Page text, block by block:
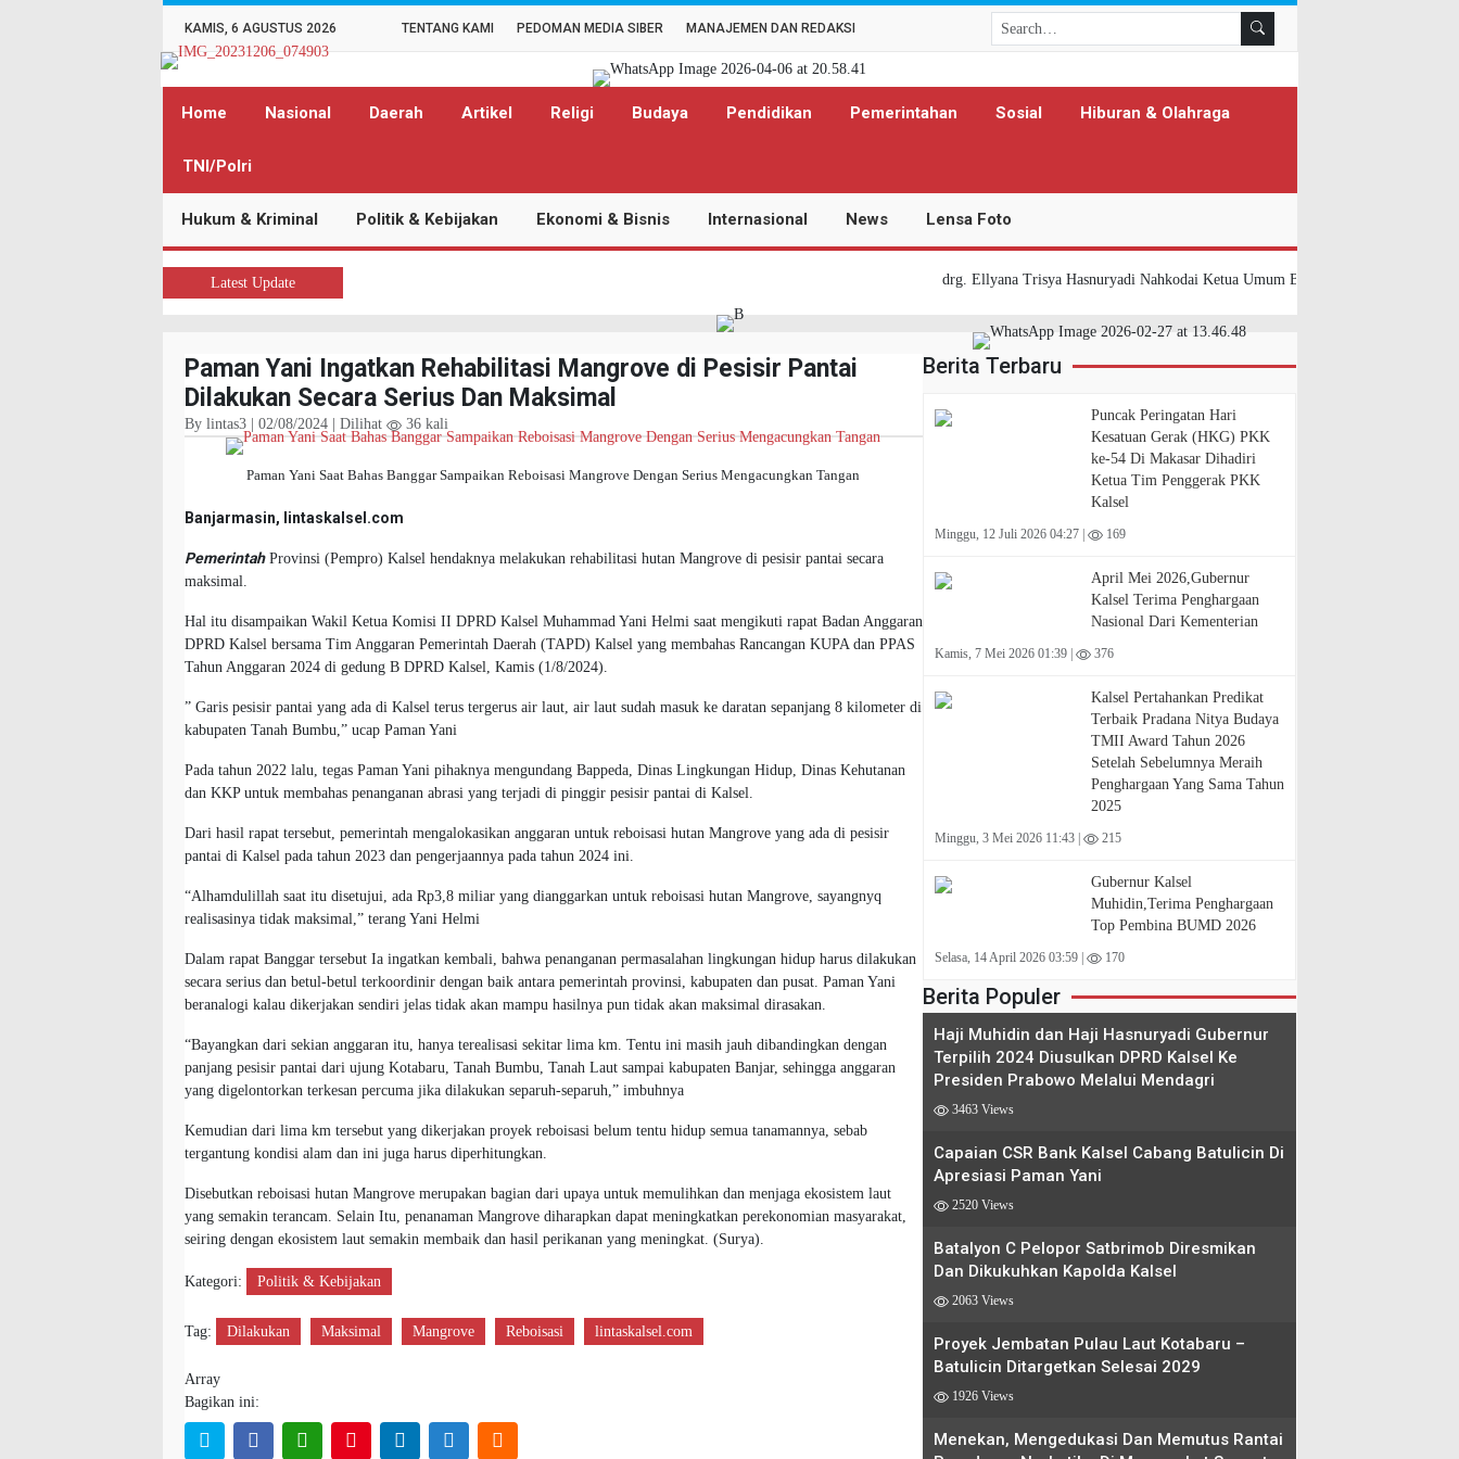
KAMIS, 6 AGUSTUS 2026 TENTANG KAMI PEDOMAN MEDIA SIBER MANAJEMEN DAN REDAKSI
Home Nasional Daerah Artikel Religi Budaya Pendidikan Pemerintahan Sosial Hiburan & Olahraga
TNI/Polri
Hukum & Kriminal Politik & Kebijakan Ekonomi & Bisnis Internasional News Lensa Foto
Latest Update drg. Ellyana Trisya Hasnuryadi Nahkodai Ketua Umum BKOW Provinsi Kalsel
Paman Yani Ingatkan Rehabilitasi Mangrove di Pesisir Pantai
Dilakukan Secara Serius Dan Maksimal
By lintas3 | 02/08/2024 | Dilihat 36 kali
Paman Yani Saat Bahas Banggar Sampaikan Reboisasi Mangrove Dengan Serius Mengacungkan Tangan
Banjarmasin, lintaskalsel.com
PemerintahProvinsi (Pempro) Kalsel hendaknya melakukan rehabilitasi hutan Mangrove di pesisir pantai secara
maksimal.
Hal itu disampaikan Wakil Ketua Komisi II DPRD Kalsel Muhammad Yani Helmi saat mengikuti rapat Badan Anggaran
DPRD Kalsel bersama Tim Anggaran Pemerintah Daerah (TAPD) Kalsel yang membahas Rancangan KUPA dan PPAS
Tahun Anggaran 2024 di gedung B DPRD Kalsel, Kamis (1/8/2024).
” Garis pesisir pantai yang ada di Kalsel terus tergerus air laut, air laut sudah masuk ke daratan sepanjang 8 kilometer di
kabupaten Tanah Bumbu,” ucap Paman Yani
Pada tahun 2022 lalu, tegas Paman Yani pihaknya mengundang Bappeda, Dinas Lingkungan Hidup, Dinas Kehutanan
dan KKP untuk membahas penanganan abrasi yang terjadi di pinggir pesisir pantai di Kalsel.
Dari hasil rapat tersebut, pemerintah mengalokasikan anggaran untuk reboisasi hutan Mangrove yang ada di pesisir
pantai di Kalsel pada tahun 2023 dan pengerjaannya pada tahun 2024 ini.
“Alhamdulillah saat itu disetujui, ada Rp3,8 miliar yang dianggarkan untuk reboisasi hutan Mangrove, sayangnyq
realisasinya tidak maksimal,” terang Yani Helmi
Dalam rapat Banggar tersebut Ia ingatkan kembali, bahwa penanganan permasalahan lingkungan hidup harus dilakukan
secara serius dan betul-betul terkoordinir dengan baik antara pemerintah provinsi, kabupaten dan pusat. Paman Yani
beranalogi kalau dikerjakan sendiri jelas tidak akan mampu hasilnya pun tidak akan maksimal dirasakan.
“Bayangkan dari sekian anggaran itu, hanya terealisasi sekitar lima km. Tentu ini masih jauh dibandingkan dengan
panjang pesisir pantai dari ujung Kotabaru, Tanah Bumbu, Tanah Laut sampai kabupaten Banjar, sehingga anggaran
yang digelontorkan terkesan percuma jika dilakukan separuh-separuh,” imbuhnya
Kemudian dari lima km tersebut yang dikerjakan proyek reboisasi belum tentu hidup semua tanamannya, sebab
tergantung kondisi alam dan ini juga harus diperhitungkan.
Disebutkan reboisasi hutan Mangrove merupakan bagian dari upaya untuk memulihkan dan menjaga ekosistem laut
yang semakin terancam. Selain Itu, penanaman Mangrove diharapkan dapat meningkatkan perekonomian masyarakat,
seiring dengan ekosistem laut semakin membaik dan hasil perikanan yang meningkat. (Surya).
Kategori: Politik & Kebijakan
Tag: Dilakukan Maksimal Mangrove Reboisasi lintaskalsel.com
Array
Bagikan ini:
Berita Terbaru
Puncak Peringatan Hari
Kesatuan Gerak (HKG) PKK
ke-54 Di Makasar Dihadiri
Ketua Tim Penggerak PKK
Kalsel
Minggu, 12 Juli 2026 04:27 | 169
April Mei 2026,Gubernur
Kalsel Terima Penghargaan
Nasional Dari Kementerian
Kamis, 7 Mei 2026 01:39 | 376
Kalsel Pertahankan Predikat
Terbaik Pradana Nitya Budaya
TMII Award Tahun 2026
Setelah Sebelumnya Meraih
Penghargaan Yang Sama Tahun
2025
Minggu, 3 Mei 2026 11:43 | 215
Gubernur Kalsel
Muhidin,Terima Penghargaan
Top Pembina BUMD 2026
Selasa, 14 April 2026 03:59 | 170
Berita Populer
Haji Muhidin dan Haji Hasnuryadi Gubernur
Terpilih 2024 Diusulkan DPRD Kalsel Ke
Presiden Prabowo Melalui Mendagri
3463 Views
Capaian CSR Bank Kalsel Cabang Batulicin Di
Apresiasi Paman Yani
2520 Views
Batalyon C Pelopor Satbrimob Diresmikan
Dan Dikukuhkan Kapolda Kalsel
2063 Views
Proyek Jembatan Pulau Laut Kotabaru –
Batulicin Ditargetkan Selesai 2029
1926 Views
Menekan, Mengedukasi Dan Memutus Rantai